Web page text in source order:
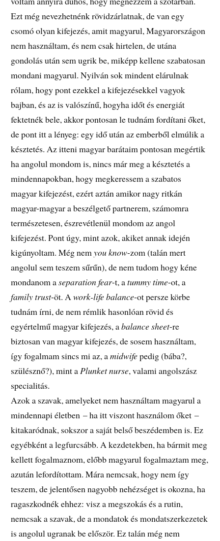
Ezt még nevezhetnénk rövidzárlatnak, de van egy
csomó olyan kifejezés, amit magyarul, Magyarországon
nem használtam, és nem csak hirtelen, de utána
gondolás után sem ugrik be, miképp kellene szabatosan
mondani magyarul. Nyilván sok mindent elárulnak
rólam, hogy pont ezekkel a kifejezésekkel vagyok
bajban, és az is valószínű, hogyha időt és energiát
fektetnék bele, akkor pontosan le tudnám fordítani őket,
de pont itt a lényeg: egy idő után az emberből elmúlik a
késztetés. Az itteni magyar barátaim pontosan megértik
ha angolul mondom is, nincs már meg a késztetés a
mindennapokban, hogy megkeressem a szabatos
magyar kifejezést, ezért aztán amikor nagy ritkán
magyar-magyar a beszélgető partnerem, számomra
természetesen, észrevétlenül mondom az angol
kifejezést. Pont úgy, mint azok, akiket annak idején
kigúnyoltam. Még nemyou know-zom (talán mert
angolul sem teszem sűrűn), de nem tudom hogy kéne
mondanom aseparation fear-t, atummy time-ot, a
family trust-öt. Awork-life balance-ot persze körbe
tudnám írni, de nem rémlik hasonlóan rövid és
egyértelmű magyar kifejezés, abalance sheet-re
biztosan van magyar kifejezés, de sosem használtam,
így fogalmam sincs mi az, amidwifepedig (bába?,
szülésznő?), mint aPlunket nurse, valami angolszász
specialitás.
Azok a szavak, amelyeket nem használtam magyarul a
mindennapi életben – ha itt viszont használom őket –
kitakaródnak, sokszor a saját belső beszédemben is. Ez
egyébként a legfurcsább. A kezdetekben, ha bármit meg
kellett fogalmaznom, előbb magyarul fogalmaztam meg,
azután lefordítottam. Mára nemcsak, hogy nem így
teszem, de jelentősen nagyobb nehézséget is okozna, ha
ragaszkodnék ehhez: visz a megszokás és a rutin,
nemcsak a szavak, de a mondatok és mondatszerkezetek
is angolul ugranak be először. Ez talán még nem